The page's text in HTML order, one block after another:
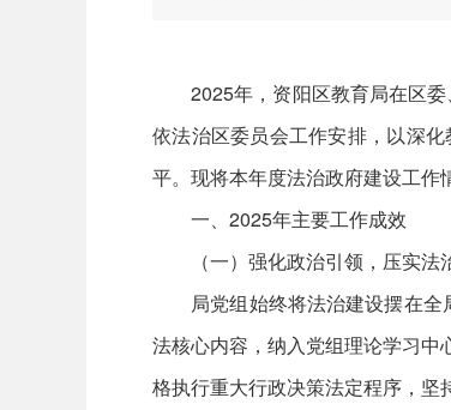
2025年，资阳区教育局在区委
依法治区委员会工作安排，以深
平。现将本年度法治政府建设工作
一、2025年主要工作成效
（一）强化政治引领，压实法
局党组始终将法治建设摆在全
法核心内容，纳入党组理论学习
格执行重大行政决策法定程序，坚